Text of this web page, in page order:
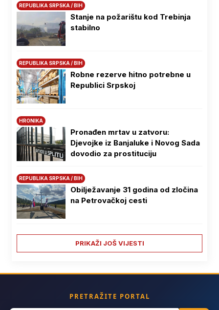
REPUBLIKA SRPSKA / BIH
Stanje na požarištu kod Trebinja
stabilno
REPUBLIKA SRPSKA / BIH
Robne rezerve hitno potrebne u
Republici Srpskoj
HRONIKA
Pronađen mrtav u zatvoru:
Djevojke iz Banjaluke i Novog Sada
dovodio za prostituciju
REPUBLIKA SRPSKA / BIH
Obilježavanje 31 godina od zločina
na Petrovačkoj cesti
PRIKAŽI JOŠ VIJESTI
PRETRAŽITE PORTAL